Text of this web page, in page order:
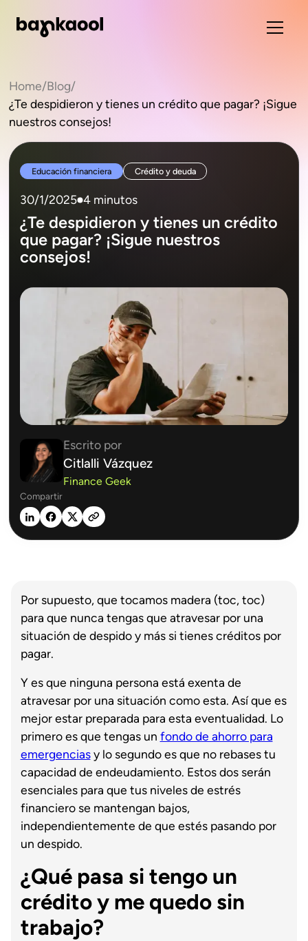
Home/Blog/
¿Te despidieron y tienes un crédito que pagar? ¡Sigue
nuestros consejos!
Educación financiera Crédito y deuda
30/1/2025 4 minutos
¿Te despidieron y tienes un crédito
que pagar? ¡Sigue nuestros
consejos!
Escrito por
Citlalli Vázquez
Finance Geek
Compartir
Por supuesto, que tocamos madera (toc, toc)
para que nunca tengas que atravesar por una
situación de despido y más si tienes créditos por
pagar.
Y es que ninguna persona está exenta de
atravesar por una situación como esta. Así que es
mejor estar preparada para esta eventualidad. Lo
primero es que tengas un fondo de ahorro para
emergenciasy lo segundo es que no rebases tu
capacidad de endeudamiento. Estos dos serán
esenciales para que tus niveles de estrés
financiero se mantengan bajos,
independientemente de que estés pasando por
un despido.
¿Qué pasa si tengo un
crédito y me quedo sin
trabajo?